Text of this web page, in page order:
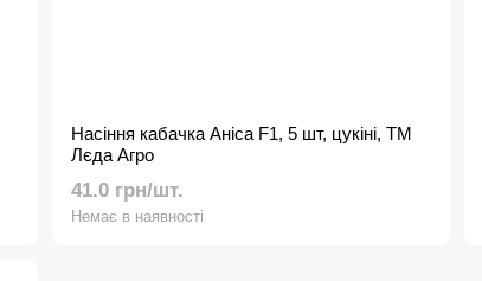
Насіння кабачка Аніса F1, 5 шт, цукіні, ТМ
Лєда Агро
41.0 грн/шт.
Немає в наявності